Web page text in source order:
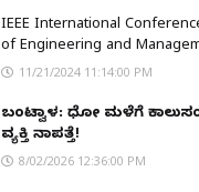
IEEE International
of Engineering and
11/21/2024 11:14:00 PM
ಬಂಟ್ವಾಳ: ಧೋ ಮಳೆಗೆ
ವ್ಯಕ್ತಿ ನಾಪತ್ತೆ!
8/02/2026 12:36:00 PM